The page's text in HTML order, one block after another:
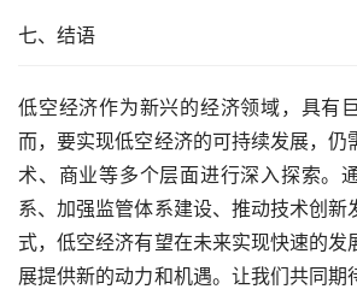
七、结语
低空经济作为新兴的经济领域，具有
而，要实现低空经济的可持续发展，仍
术、商业等多个层面进行深入探索。
系、加强监管体系建设、推动技术创新
式，低空经济有望在未来实现快速的发
展提供新的动力和机遇。让我们共同期